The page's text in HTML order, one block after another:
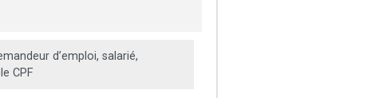
d’emploi, salarié,
CPF